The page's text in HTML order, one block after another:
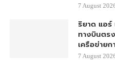
7 August
ริยาด แอร์
ทางบินตร
เครือข่าย
7 August